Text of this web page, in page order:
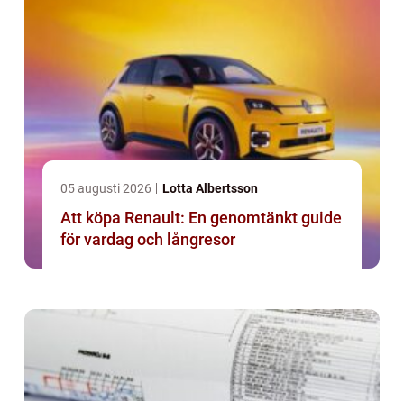
05 augusti 2026 Lotta Albertsson
Att köpa Renault: En genomtänkt guide
för vardag och långresor